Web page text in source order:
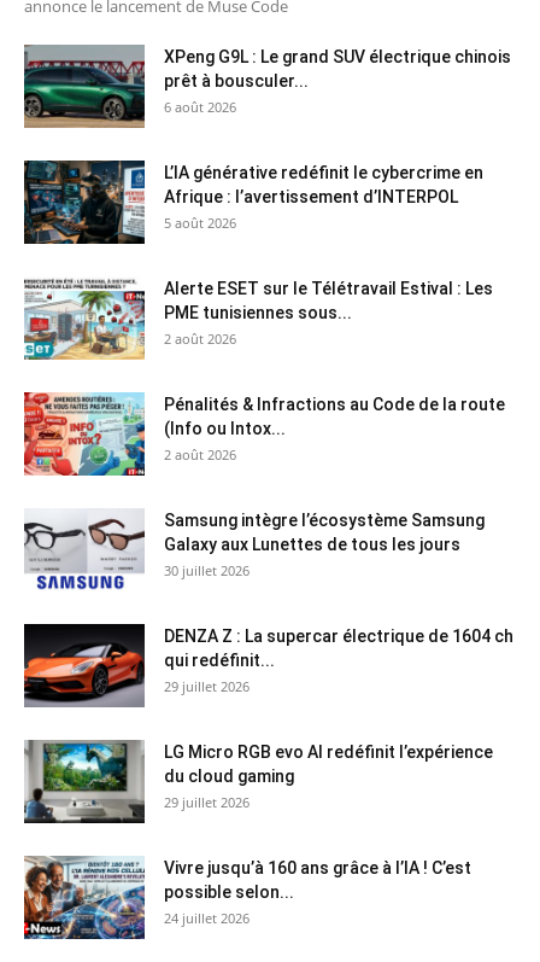
annonce le lancement de Muse Code
XPeng G9L : Le grand SUV électrique chinois
prêt à bousculer...
6 août 2026
L’IA générative redéfinit le cybercrime en
Afrique : l’avertissement d’INTERPOL
5 août 2026
Alerte ESET sur le Télétravail Estival : Les
PME tunisiennes sous...
2 août 2026
Pénalités & Infractions au Code de la route
(Info ou Intox...
2 août 2026
Samsung intègre l’écosystème Samsung
Galaxy aux Lunettes de tous les jours
30 juillet 2026
DENZA Z : La supercar électrique de 1604 ch
qui redéfinit...
29 juillet 2026
LG Micro RGB evo AI redéfinit l’expérience
du cloud gaming
29 juillet 2026
Vivre jusqu’à 160 ans grâce à l’IA ! C’est
possible selon...
24 juillet 2026